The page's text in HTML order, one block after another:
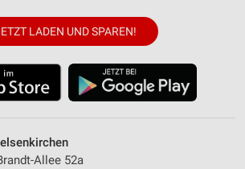
LADEN UND SPAREN!
Allee 52a